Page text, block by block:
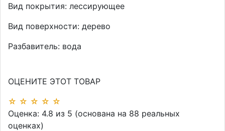
Вид покрытия: лессирующее
Вид поверхности: дерево
Разбавитель: вода
ОЦЕНИТЕ ЭТОТ ТОВАР
☆ ☆ ☆ ☆ ☆
Оценка: 4.8 из 5 (основана на 88 реальных
оценках)